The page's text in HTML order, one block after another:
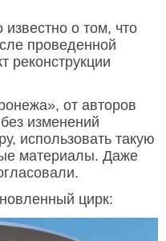
о том, что
проведенной
реконструкции
от авторов
изменений
использовать такую
материалы. Даже
цирк: